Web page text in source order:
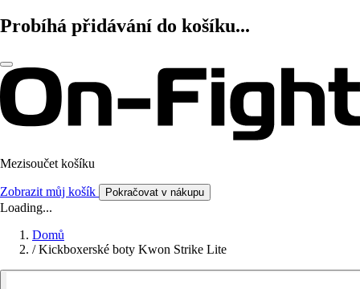
Probíhá přidávání do košíku...
Mezisoučet košíku
Zobrazit můj košík Pokračovat v nákupu
Loading...
Domů
/ Kickboxerské boty Kwon Strike Lite